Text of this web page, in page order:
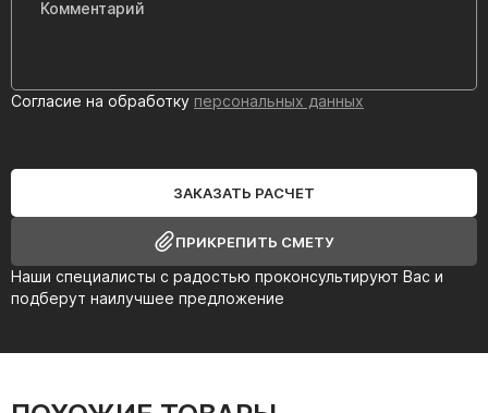
Наши специалисты с радостью проконсультируют Вас и
подберут наилучшее предложение
Согласие на обработку персональных данных
ЗАКАЗАТЬ РАСЧЕТ
ПРИКРЕПИТЬ СМЕТУ